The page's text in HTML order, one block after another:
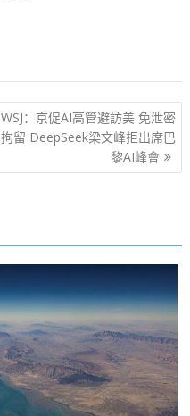
WSJ：京促AI高管避訪美 免泄密
拘留 DeepSeek梁文峰拒出席巴
黎AI峰會